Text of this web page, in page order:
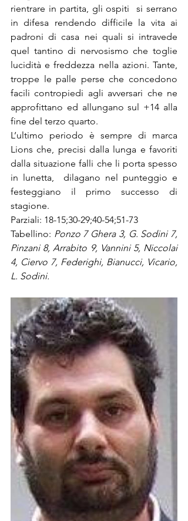
rientrare in partita, gli ospiti  si serrano
in difesa rendendo difficile la vita ai
padroni di casa nei quali si intravede
quel tantino di nervosismo che toglie
lucidità e freddezza nella azioni. Tante,
troppe le palle perse che concedono
facili contropiedi agli avversari che ne
approfittano ed allungano sul +14 alla
fine del terzo quarto.
L’ultimo periodo è sempre di marca
Lions che, precisi dalla lunga e favoriti
dalla situazione falli che li porta spesso
in lunetta,  dilagano nel punteggio e
festeggiano il primo successo di
stagione.
Parziali: 18-15;30-29;40-54;51-73
Tabellino: Ponzo 7 Ghera 3, G. Sodini 7,
Pinzani 8, Arrabito 9, Vannini 5, Niccolai
4, Ciervo 7, Federighi, Bianucci, Vicario,
L. Sodini.